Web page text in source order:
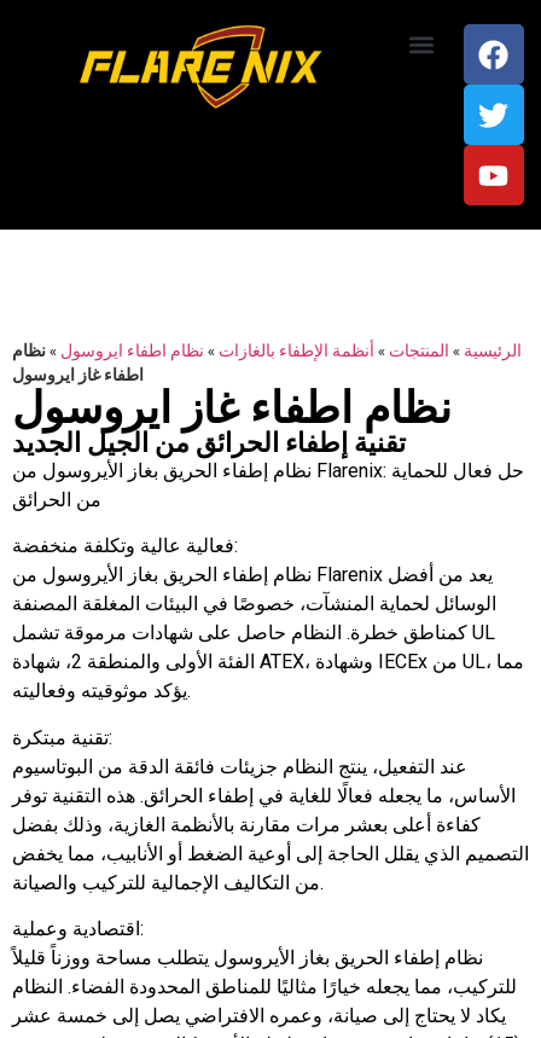
الرئيسية » المنتجات » أنظمة الإطفاء بالغازات » نظام اطفاء ايروسول »نظام
اطفاء غاز ايروسول
نظام اطفاء غاز ايروسول
تقنية إطفاء الحرائق من الجيل الجديد
نظام إطفاء الحريق بغاز الأيروسول من Flarenix: حل فعال للحماية
من الحرائق
فعالية عالية وتكلفة منخفضة:
نظام إطفاء الحريق بغاز الأيروسول من Flarenix يعد من أفضل
الوسائل لحماية المنشآت، خصوصًا في البيئات المغلقة المصنفة
كمناطق خطرة. النظام حاصل على شهادات مرموقة تشمل UL
الفئة الأولى والمنطقة 2، شهادة ATEX، وشهادة IECEx من UL، مما
يؤكد موثوقيته وفعاليته.
تقنية مبتكرة:
عند التفعيل، ينتج النظام جزيئات فائقة الدقة من البوتاسيوم
الأساس، ما يجعله فعالًا للغاية في إطفاء الحرائق. هذه التقنية توفر
كفاءة أعلى بعشر مرات مقارنة بالأنظمة الغازية، وذلك بفضل
التصميم الذي يقلل الحاجة إلى أوعية الضغط أو الأنابيب، مما يخفض
من التكاليف الإجمالية للتركيب والصيانة.
اقتصادية وعملية:
نظام إطفاء الحريق بغاز الأيروسول يتطلب مساحة ووزناً قليلاً
للتركيب، مما يجعله خيارًا مثاليًا للمناطق المحدودة الفضاء. النظام
يكاد لا يحتاج إلى صيانة، وعمره الافتراضي يصل إلى خمسة عشر